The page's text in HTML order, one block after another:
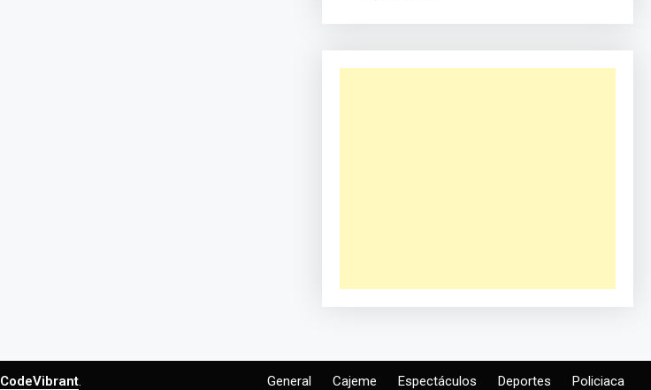
CodeVibrant. General Cajeme Espectáculos Deportes Policiaca